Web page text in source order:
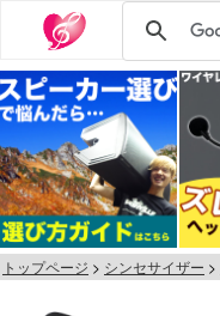
トップページ シンセサイザー